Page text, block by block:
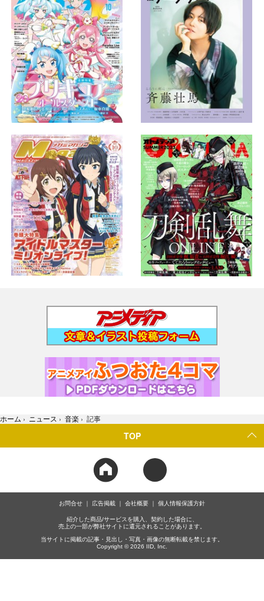
ホーム › ニュース › 音楽 › 記事
TOP
お問合せ 広告掲載 会社概要 個人情報保護方針
紹介した商品/サービスを購入、契約した場合に、
売上の一部が弊社サイトに還元されることがあります。
当サイトに掲載の記事・見出し・写真・画像の無断転載を禁じます。
Copyright © 2026 IID, Inc.